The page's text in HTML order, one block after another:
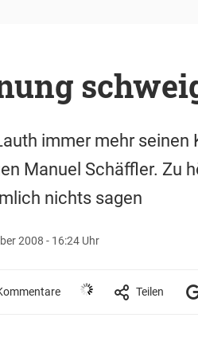
immer mehr
Manuel Schäffler. Zu
nichts sagen
2008 - 16:24 Uhr
Teilen